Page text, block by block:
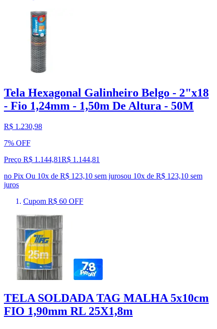
Tela Hexagonal Galinheiro Belgo - 2"x18
- Fio 1,24mm - 1,50m De Altura - 50M
R$ 1.230,98
7% OFF
Preço R$ 1.144,81R$ 1.144,81
no Pix Ou 10x de R$ 123,10 sem jurosou 10x de R$ 123,10 sem
juros
Cupom R$ 60 OFF
TELA SOLDADA TAG MALHA 5x10cm
FIO 1,90mm RL 25X1,8m